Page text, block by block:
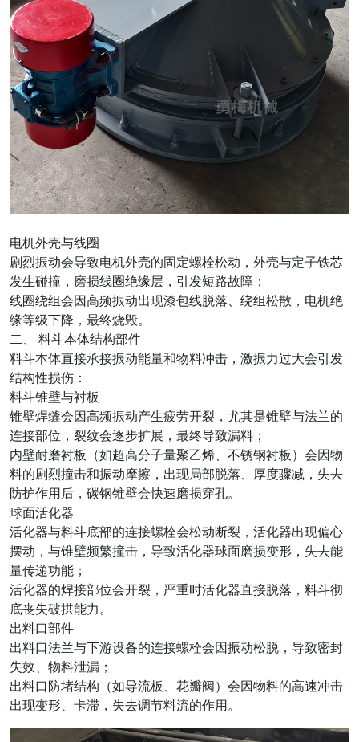
电机外壳与线圈
剧烈振动会导致电机外壳的固定螺栓松动，外壳与定子铁芯
发生碰撞，磨损线圈绝缘层，引发短路故障；
线圈绕组会因高频振动出现漆包线脱落、绕组松散，电机绝
缘等级下降，最终烧毁。
二、 料斗本体结构部件
料斗本体直接承接振动能量和物料冲击，激振力过大会引发
结构性损伤：
料斗锥壁与衬板
锥壁焊缝会因高频振动产生疲劳开裂，尤其是锥壁与法兰的
连接部位，裂纹会逐步扩展，最终导致漏料；
内壁耐磨衬板（如超高分子量聚乙烯、不锈钢衬板）会因物
料的剧烈撞击和振动摩擦，出现局部脱落、厚度骤减，失去
防护作用后，碳钢锥壁会快速磨损穿孔。
球面活化器
活化器与料斗底部的连接螺栓会松动断裂，活化器出现偏心
摆动，与锥壁频繁撞击，导致活化器球面磨损变形，失去能
量传递功能；
活化器的焊接部位会开裂，严重时活化器直接脱落，料斗彻
底丧失破拱能力。
出料口部件
出料口法兰与下游设备的连接螺栓会因振动松脱，导致密封
失效、物料泄漏；
出料口防堵结构（如导流板、花瓣阀）会因物料的高速冲击
出现变形、卡滞，失去调节料流的作用。